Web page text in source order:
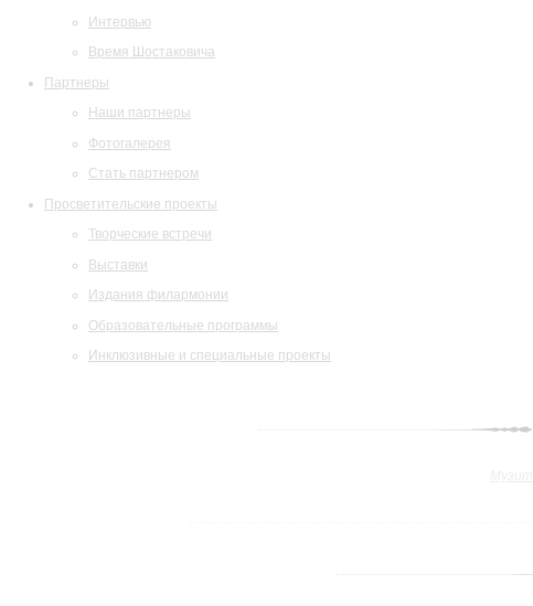
Интервью
Время Шостаковича
Партнеры
Наши партнеры
Фотогалерея
Стать партнером
Просветительские проекты
Творческие встречи
Выставки
Издания филармонии
Образовательные программы
Инклюзивные и специальные проекты